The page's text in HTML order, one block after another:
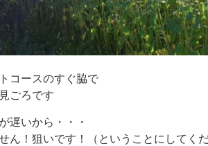
コースのすぐ脇で
ごろです
遅いから・・・
ん！狙いです！（ということにしてくだ